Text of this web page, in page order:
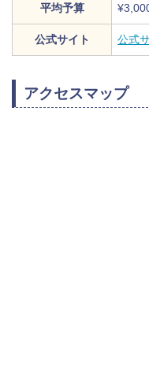
平均予算
公式サイト 公式
アクセスマップ